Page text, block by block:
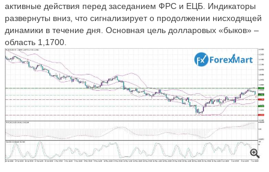
активные действия перед заседанием ФРС и ЕЦБ. Индикаторы
развернуты вниз, что сигнализирует о продолжении нисходящей
динамики в течение дня. Основная цель долларовых «быков» –
область 1,1700.